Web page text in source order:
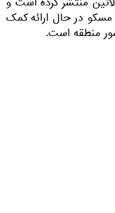
منتشر کرده است و
در حال ارائه کمک